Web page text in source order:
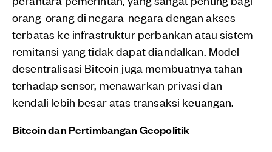
orang-orang di negara-negara dengan akses
terbatas ke infrastruktur perbankan atau sistem
remitansi yang tidak dapat diandalkan. Model
desentralisasi Bitcoin juga membuatnya tahan
terhadap sensor, menawarkan privasi dan
kendali lebih besar atas transaksi keuangan.
Bitcoin dan Pertimbangan Geopolitik